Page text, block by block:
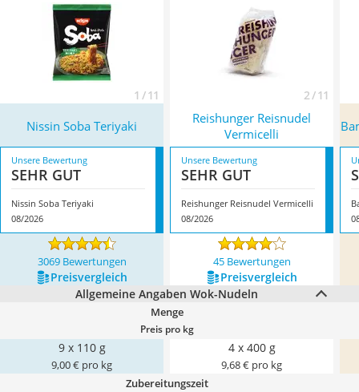
ModellNissin Soba Teriyaki mit seinen Eigenschaften.
1 / 11 2 / 11
Nissin Soba Teriyaki
Reishunger Reisnudel
Vermicelli
Unsere Bewertung
SEHR GUT
Nissin Soba Teriyaki
08/2026
Unsere Bewertung
SEHR GUT
Reishunger Reisnudel Vermicelli
08/2026
3069 Bewertungen 45 Bewertungen
Preis­vergleich
Preis­vergleich
Allgemeine Angaben Wok-Nudeln
Menge
Preis pro kg
9 x 110 g
9,00 € pro kg
4 x 400 g
9,68 € pro kg
Zubereitungszeit